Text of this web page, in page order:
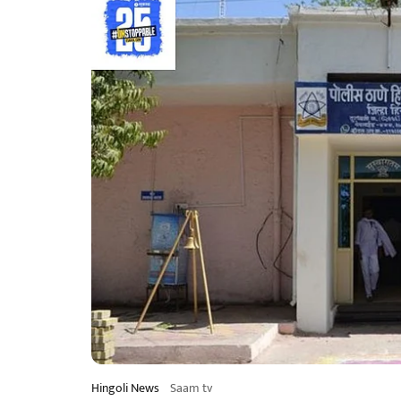
Hingoli News Saam tv